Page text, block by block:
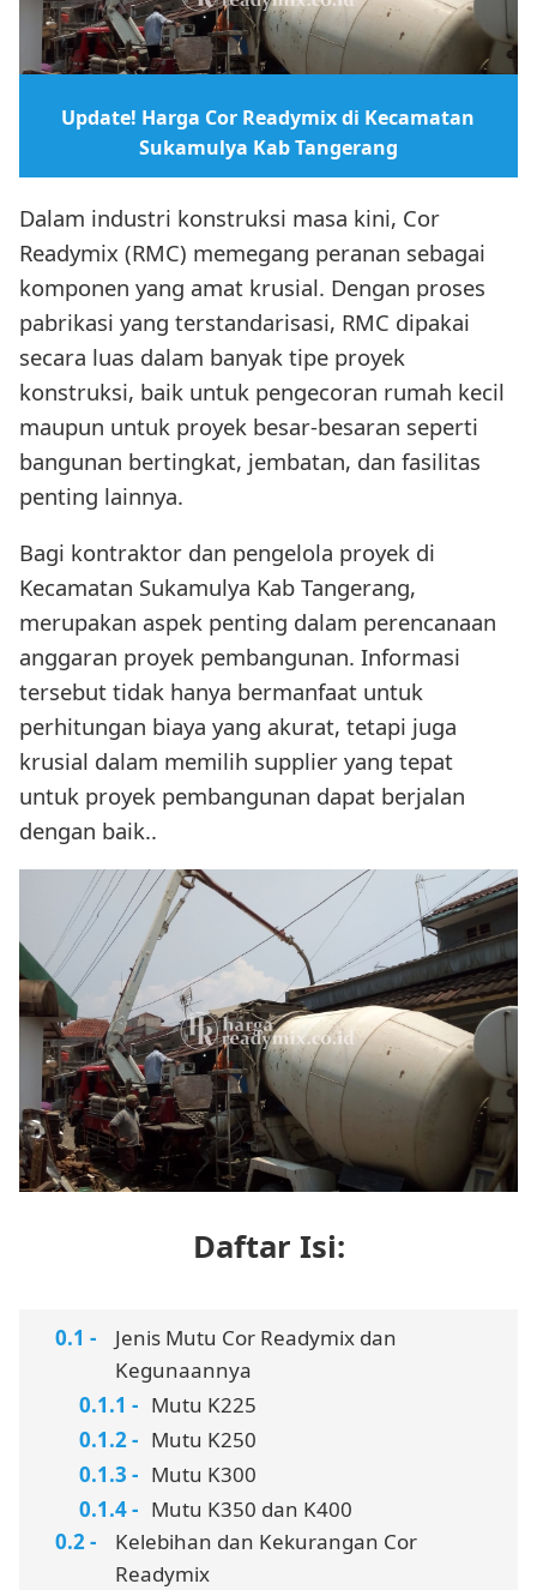
Update! Harga Cor Readymix di Kecamatan
Sukamulya Kab Tangerang
Dalam industri konstruksi masa kini, Cor
Readymix (RMC) memegang peranan sebagai
komponen yang amat krusial. Dengan proses
pabrikasi yang terstandarisasi, RMC dipakai
secara luas dalam banyak tipe proyek
konstruksi, baik untuk pengecoran rumah kecil
maupun untuk proyek besar-besaran seperti
bangunan bertingkat, jembatan, dan fasilitas
penting lainnya.
Bagi kontraktor dan pengelola proyek di
Kecamatan Sukamulya Kab Tangerang,
merupakan aspek penting dalam perencanaan
anggaran proyek pembangunan. Informasi
tersebut tidak hanya bermanfaat untuk
perhitungan biaya yang akurat, tetapi juga
krusial dalam memilih supplier yang tepat
untuk proyek pembangunan dapat berjalan
dengan baik..
Daftar Isi:
Jenis Mutu Cor Readymix dan
Kegunaannya
Mutu K225
Mutu K250
Mutu K300
Mutu K350 dan K400
Kelebihan dan Kekurangan Cor
Readymix